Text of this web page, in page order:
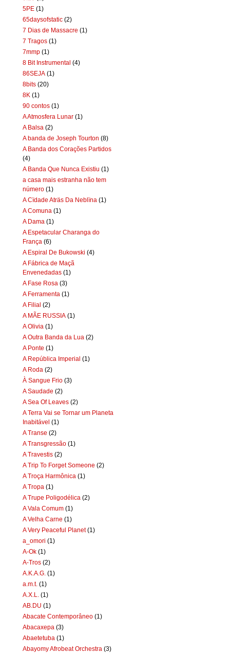
5PE (1)
65daysofstatic (2)
7 Dias de Massacre (1)
7 Tragos (1)
7mmp (1)
8 Bit Instrumental (4)
86SEJA (1)
8bits (20)
8K (1)
90 contos (1)
A Atmosfera Lunar (1)
A Balsa (2)
A banda de Joseph Tourton (8)
A Banda dos Corações Partidos
(4)
A Banda Que Nunca Existiu (1)
a casa mais estranha não tem
número (1)
A Cïdade Aträs Da Neblïna (1)
A Comuna (1)
A Dama (1)
A Espetacular Charanga do
França (6)
A Espiral De Bukowski (4)
A Fábrica de Maçã
Envenedadas (1)
A Fase Rosa (3)
A Ferramenta (1)
A Filial (2)
A MÃE RUSSIA (1)
A Olivia (1)
A Outra Banda da Lua (2)
A Ponte (1)
A República Imperial (1)
A Roda (2)
À Sangue Frio (3)
A Saudade (2)
A Sea Of Leaves (2)
A Terra Vai se Tornar um Planeta
Inabitável (1)
A Transe (2)
A Transgressão (1)
A Travestis (2)
A Trip To Forget Someone (2)
A Troça Harmônica (1)
A Tropa (1)
A Trupe Poligodélica (2)
A Vala Comum (1)
A Velha Carne (1)
A Very Peaceful Planet (1)
a_omori (1)
A-Ok (1)
A-Tros (2)
A.K.A.G. (1)
a.m.t. (1)
A.X.L.
(1)
AB.DU (1)
Abacate Contemporâneo (1)
Abacaxepa (3)
Abaetetuba (1)
Abayomy Afrobeat Orchestra (3)